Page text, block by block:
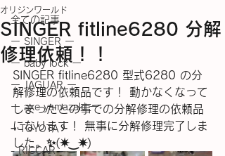
全ての記事
ー SINGER ー
ー baby lock ー
ー JAGUAR ー
ー axe yamazaki ー
− TOYOTA −
- RICCAR -
SINGER fitline6280 分解
修理依頼！！
オリジンワールド
SINGER fitline6280 型式6280 の分
解修理の依頼品です！ 動かなくなって
しまったとの事での分解修理の依頼品
になります！ 無事に分解修理完了しま
した。✨️(⁠✷⁠‿⁠✷⁠)